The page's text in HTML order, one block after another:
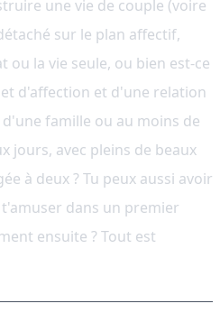
une vie de couple (voire
sur le plan affectif,
ou la vie seule, ou bien est-ce
d'affection et d'une relation
famille ou au moins de
jours, avec pleins de beaux
à deux ? Tu peux aussi avoir
dans un premier
ensuite ? Tout est